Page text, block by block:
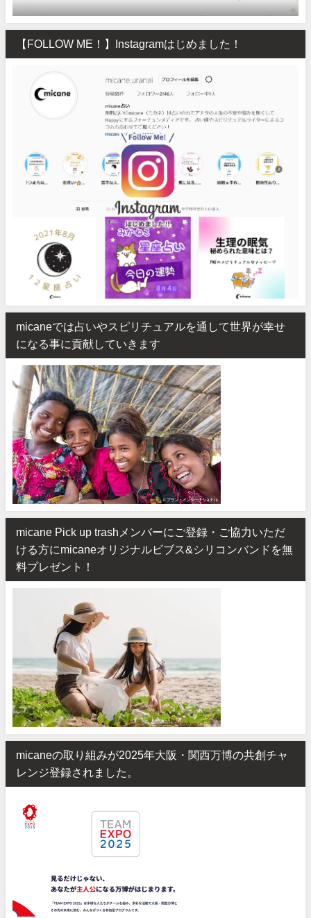
【FOLLOW ME！】Instagramはじめました！
micaneでは占いやスピリチュアルを通して世界が幸せ
になる事に貢献していきます
micane Pick up trashメンバーにご登録・ご協力いただ
ける方にmicaneオリジナルビブス&シリコンバンドを無
料プレゼント！
micaneの取り組みが2025年大阪・関西万博の共創チャ
レンジ登録されました。